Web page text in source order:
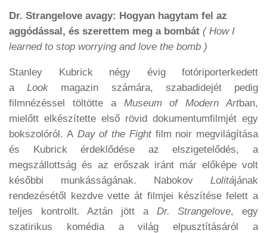
Dr. Strangelove avagy: Hogyan hagytam fel az
aggódással, és szerettem meg a bombát ( How I
learned to stop worrying and love the bomb )
Stanley Kubrick négy évig fotóriporterkedett
aLook magazin számára, szabadidejét pedig
filmnézéssel töltötte a Museum of Modern Artban,
mielőtt elkészítette első rövid dokumentumfilmjét egy
bokszolóról. A Day of the Fightfilm noir megvilágítása
és Kubrick érdeklődése az elszigetelődés, a
megszállottság és az erőszak iránt már előképe volt
későbbi munkásságának. Nabokov Lolitájának
rendezésétől kezdve vette át filmjei készítése felett a
teljes kontrollt. Aztán jött a Dr. Strangelove, egy
szatirikus komédia a világ elpusztításáról a